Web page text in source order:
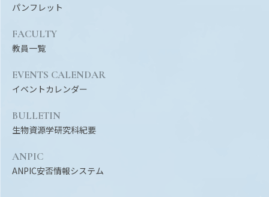
パンフレット
FACULTY
教員一覧
EVENTS CALENDAR
イベントカレンダー
BULLETIN
生物資源学研究科紀要
ANPIC
ANPIC安否情報システム